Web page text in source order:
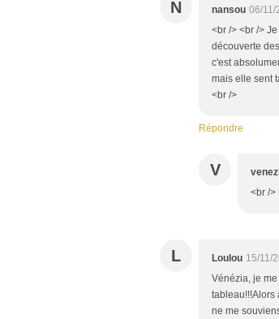
N nansou 06/11/
<br /> <br />
découverte
c'est
mais elle sent
<br />
Répondre
V
<br />
L Loulou 15/11/
Vénézia, je
tableau!!!Alors
ne me